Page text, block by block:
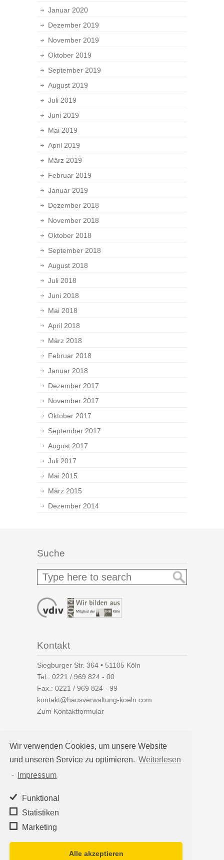
Wir verwenden Cookies, um unsere Website
und unseren Service zu optimieren. Weiterlesen
-
Impressum
Funktional
Statistiken
Marketing
Alle akzeptieren
Januar 2020
Dezember 2019
November 2019
Oktober 2019
September 2019
August 2019
Juli 2019
Juni 2019
Mai 2019
April 2019
März 2019
Februar 2019
Januar 2019
Dezember 2018
November 2018
Oktober 2018
September 2018
August 2018
Juli 2018
Juni 2018
Mai 2018
April 2018
März 2018
Februar 2018
Januar 2018
Dezember 2017
November 2017
Oktober 2017
September 2017
August 2017
Juli 2017
Mai 2015
März 2015
Dezember 2014
Suche
Kontakt
Siegburger Str. 364 • 51105 Köln
Tel.: 0221 / 969 824 - 00
Fax.: 0221 / 969 824 - 99
kontakt@hausverwaltung-koeln.com
Zum Kontaktformular
Auf einen Blick
Hausverwaltung Köln
Immobilienverwaltung Köln
WEG-Verwaltung
Mietverwaltung
Team